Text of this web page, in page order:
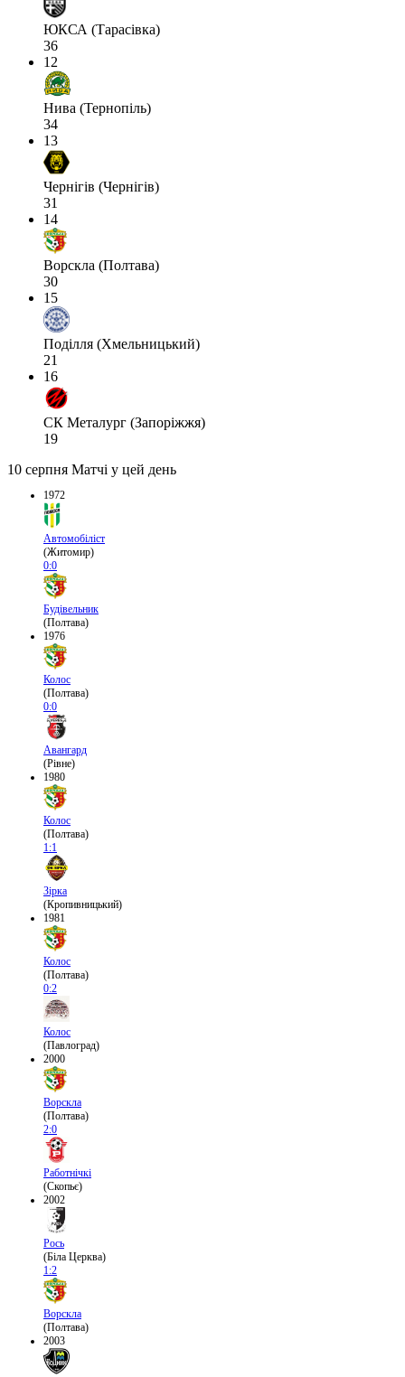
ЮКСА (Тарасівка)
36
12
Нива (Тернопіль)
34
13
Чернігів (Чернігів)
31
14
Ворскла (Полтава)
30
15
Поділля (Хмельницький)
21
16
СК Металург (Запоріжжя)
19
10 серпня Матчі у цей день
1972
Автомобіліст
(Житомир)
0:0
Будівельник
(Полтава)
1976
Колос
(Полтава)
0:0
Авангард
(Рівне)
1980
Колос
(Полтава)
1:1
Зірка
(Кропивницький)
1981
Колос
(Полтава)
0:2
Колос
(Павлоград)
2000
Ворскла
(Полтава)
2:0
Работнічкі
(Скопьє)
2002
Рось
(Біла Церква)
1:2
Ворскла
(Полтава)
2003